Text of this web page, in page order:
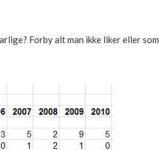
Forby alt man ikke liker eller som